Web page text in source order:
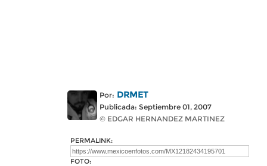
Por: DRMET
Publicada: Septiembre 01, 2007
© EDGAR HERNANDEZ MARTINEZ
PERMALINK:
FOTO: